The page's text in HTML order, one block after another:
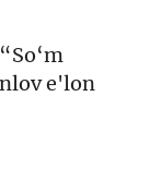
e'lon